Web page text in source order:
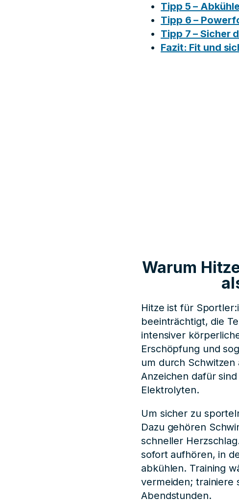
Tipp 5 –
Tipp 6 –
Tipp 7 – Sicher
Fazit: Fit und
Warum
Hitze ist für
beeinträchtigt, die
intensiver
Erschöpfung und
um durch
Anzeichen dafür
Elektrolyten.
Um sicher zu
Dazu gehören
schneller
sofort aufhören, in
abkühlen. Training
vermeiden; trainiere
Abendstunden.